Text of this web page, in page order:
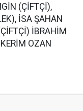
(ÇİFTÇİ),
İSA ŞAHAN
İBRAHİM
OZAN